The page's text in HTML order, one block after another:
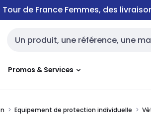
Tour de France Femmes, des
Entrée de recherche
Promos & Services
Equipement de protection individuelle